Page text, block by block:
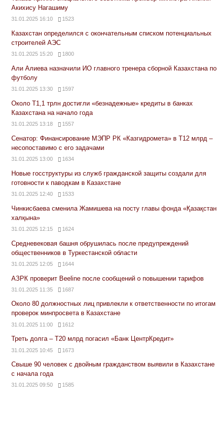
Акихису Нагашиму
31.01.2025 16:10 1523
Казахстан определился с окончательным списком потенциальных
строителей АЭС
31.01.2025 15:20 1800
Али Алиева назначили ИО главного тренера сборной Казахстана по
футболу
31.01.2025 13:30 1597
Около Т1,1 трлн достигли «безнадежные» кредиты в банках
Казахстана на начало года
31.01.2025 13:18 1557
Сенатор: Финансирование МЭПР РК «Казгидромета» в Т12 млрд –
несопоставимо с его задачами
31.01.2025 13:00 1634
Новые госструктуры из служб гражданской защиты создали для
готовности к паводкам в Казахстане
31.01.2025 12:40 1533
Чинкисбаева сменила Жамишева на посту главы фонда «Қазақстан
халқына»
31.01.2025 12:15 1624
Средневековая башня обрушилась после предупреждений
общественников в Туркестанской области
31.01.2025 12:05 1644
АЗРК проверит Beeline после сообщений о повышении тарифов
31.01.2025 11:35 1687
Около 80 должностных лиц привлекли к ответственности по итогам
проверок минпросвета в Казахстане
31.01.2025 11:00 1612
Треть долга – Т20 млрд погасил «Банк ЦентрКредит»
31.01.2025 10:45 1673
Свыше 90 человек с двойным гражданством выявили в Казахстане
с начала года
31.01.2025 09:50 1585